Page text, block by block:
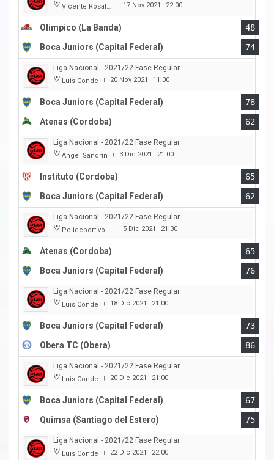
Vicente Rosales | 17 Nov 2021 22:00
Olimpico (La Banda)
48
Boca Juniors (Capital Federal)
74
Liga Nacional - 2021/22 Fase Regular
Luis Conde | 20 Nov 2021 11:00
Boca Juniors (Capital Federal)
78
Atenas (Cordoba)
62
Liga Nacional - 2021/22 Fase Regular
Angel Sandrín | 3 Dic 2021 21:00
Instituto (Cordoba)
65
Boca Juniors (Capital Federal)
62
Liga Nacional - 2021/22 Fase Regular
Polideportivo Carlos Cerutti | 5 Dic 2021 21:30
Atenas (Cordoba)
65
Boca Juniors (Capital Federal)
76
Liga Nacional - 2021/22 Fase Regular
Luis Conde | 18 Dic 2021 21:00
Boca Juniors (Capital Federal)
73
Obera TC (Obera)
86
Liga Nacional - 2021/22 Fase Regular
Luis Conde | 20 Dic 2021 21:00
Boca Juniors (Capital Federal)
67
Quimsa (Santiago del Estero)
75
Liga Nacional - 2021/22 Fase Regular
Luis Conde | 22 Dic 2021 22:00